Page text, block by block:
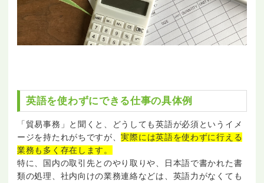
英語を使わずにできる仕事の具体例
「貿易事務」と聞くと、どうしても英語が必須というイメ
ージを持たれがちですが、実際には英語を使わずに行える
業務も多く存在します。
特に、国内の取引先とのやり取りや、日本語で書かれた書
類の処理、社内向けの業務連絡などは、英語力がなくても